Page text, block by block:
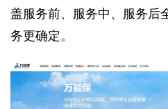
盖服务前、服务中、服务后
务更确定。